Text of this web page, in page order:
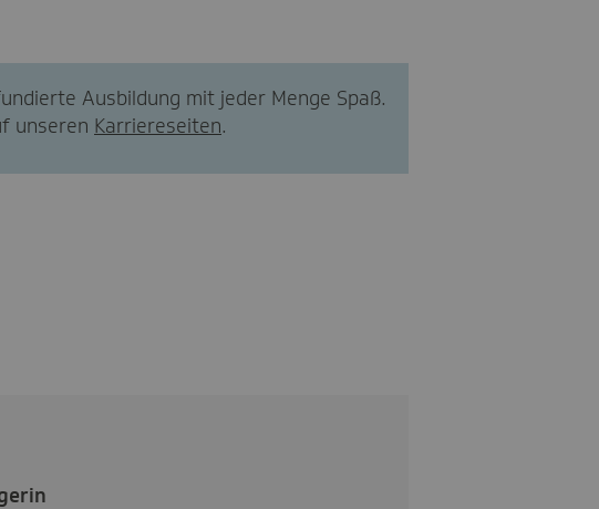
Ausbildung mit jeder Menge Spaß.
unseren Karriereseiten.